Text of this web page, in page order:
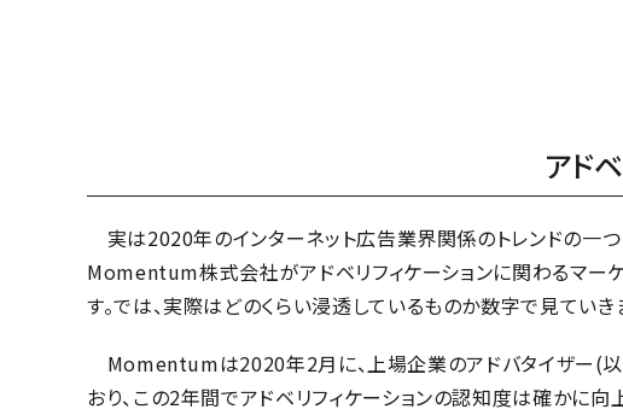
アド
実は2020年のインターネット広告業界関係のトレンドの一つ
Momentum株式会社がアドベリフィケーションに関わるマーケ
す。では、実際はどのくらい浸透しているものか数字で見ていき
Momentumは2020年2月に、上場企業のアドバタイザー(以
おり、この2年間でアドベリフィケーションの認知度は確かに向上